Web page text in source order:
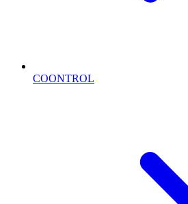
COONTROL